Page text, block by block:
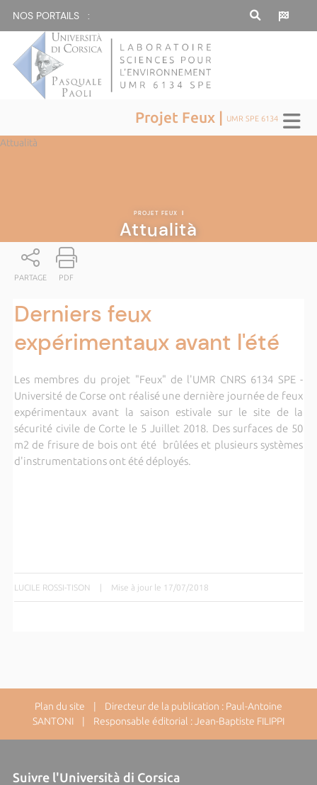
NOS PORTAILS :
Projet Feux | UMR SPE 6134
Attualità
PROJET FEUX |
Attualità
PARTAGE PDF
Derniers feux
expérimentaux avant l'été
Les membres du projet "Feux" de l'UMR CNRS 6134 SPE -
Université de Corse ont réalisé une dernière journée de feux
expérimentaux avant la saison estivale sur le site de la
sécurité civile de Corte le 5 Juillet 2018. Des surfaces de 50
m2 de frisure de bois ont été brûlées et plusieurs systèmes
d'instrumentations ont été déployés.
LUCILE ROSSI-TISON | Mise à jour le 17/07/2018
Plan du site | Directeur de la publication : Paul-Antoine
SANTONI | Responsable éditorial : Jean-Baptiste FILIPPI
Suivre l'Università di Corsica